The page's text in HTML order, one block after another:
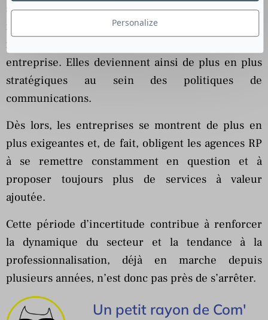
souvent 5% des budgets publicitaires. Les RP
restent alors le moyen le plus « rentable » pour
faire vivre une marque et relayer les valeurs d’une
entreprise. Elles deviennent ainsi de plus en plus
stratégiques au sein des politiques de
communications.
Dès lors, les entreprises se montrent de plus en
plus exigeantes et, de fait, obligent les agences RP
à se remettre constamment en question et à
proposer toujours plus de services à valeur
ajoutée.
Cette période d’incertitude contribue à renforcer
la dynamique du secteur et la tendance à la
professionnalisation, déjà en marche depuis
plusieurs années, n’est donc pas près de s’arrêter.
Un petit rayon de Com'
Personalize